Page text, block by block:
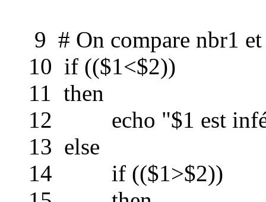
9 # On compare nbr1 et
10 if (($1<$2))
11 then
12 echo "$1 est
13 else
14 if (($1>$2))